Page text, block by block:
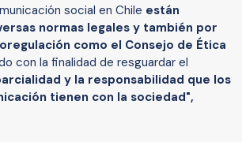
social en Chile están
normas legales y también por
como el Consejo de Ética
con la finalidad de resguardar el
y la responsabilidad que los
tienen con la sociedad",